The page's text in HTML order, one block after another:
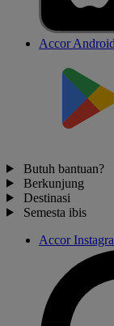
Accor
Butuh bantuan?
Berkunjung
Destinasi
Semesta ibis
Accor